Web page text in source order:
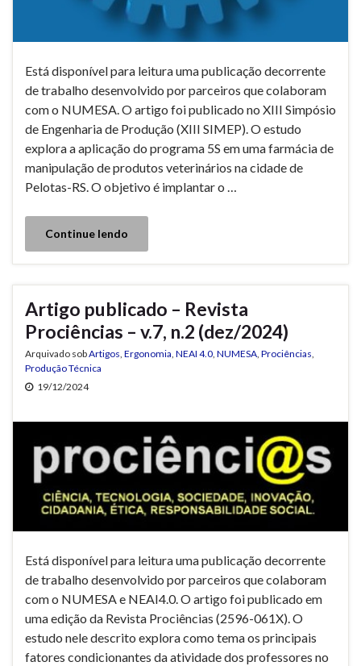
Está disponível para leitura uma publicação decorrente
de trabalho desenvolvido por parceiros que colaboram
com o NUMESA. O artigo foi publicado no XIII Simpósio
de Engenharia de Produção (XIII SIMEP). O estudo
explora a aplicação do programa 5S em uma farmácia de
manipulação de produtos veterinários na cidade de
Pelotas-RS. O objetivo é implantar o …
Continue lendo
Artigo publicado – Revista
Prociências – v.7, n.2 (dez/2024)
Arquivado sobArtigos Ergonomia NEAI 4.0 NUMESA Prociências
Produção Técnica
19/12/2024
Está disponível para leitura uma publicação decorrente
de trabalho desenvolvido por parceiros que colaboram
com o NUMESA e NEAI4.0. O artigo foi publicado em
uma edição da Revista Prociências (2596-061X). O
estudo nele descrito explora como tema os principais
fatores condicionantes da atividade dos professores no